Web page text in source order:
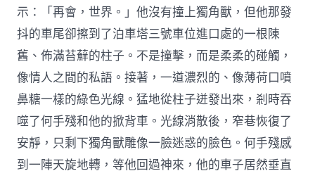
示：「再會，世界。」他沒有撞上獨角獸，但他那發
抖的車尾卻擦到了泊車塔三號車位進口處的一根陳
舊、佈滿苔蘚的柱子。不是撞擊，而是柔柔的碰觸，
像情人之間的私語。接著，一道濃烈的、像薄荷口噴
鼻糖一樣的綠色光線。猛地從柱子迸發出來，剎時吞
噬了何手殘和他的掀背車。光線消散後，窄巷恢復了
安靜，只剩下獨角獸雕像一臉迷惑的臉色。何手殘感
到一陣天旋地轉，等他回過神來，他的車子居然垂直